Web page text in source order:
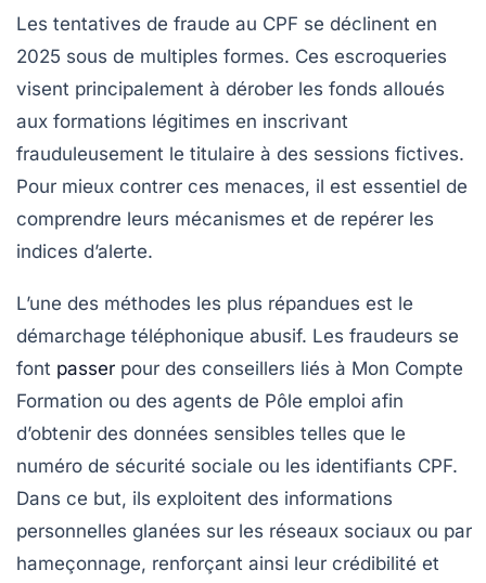
Les tentatives de fraude au CPF se déclinent en
2025 sous de multiples formes. Ces escroqueries
visent principalement à dérober les fonds alloués
aux formations légitimes en inscrivant
frauduleusement le titulaire à des sessions fictives.
Pour mieux contrer ces menaces, il est essentiel de
comprendre leurs mécanismes et de repérer les
indices d’alerte.
L’une des méthodes les plus répandues est le
démarchage téléphonique abusif. Les fraudeurs se
font passer pour des conseillers liés à Mon Compte
Formation ou des agents de Pôle emploi afin
d’obtenir des données sensibles telles que le
numéro de sécurité sociale ou les identifiants CPF.
Dans ce but, ils exploitent des informations
personnelles glanées sur les réseaux sociaux ou par
hameçonnage, renforçant ainsi leur crédibilité et